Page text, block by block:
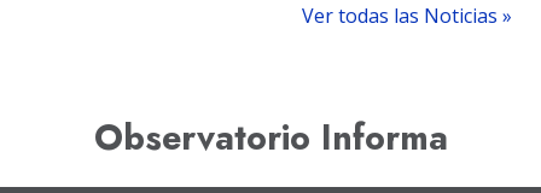
Ver todas las Noticias »
Observatorio Informa